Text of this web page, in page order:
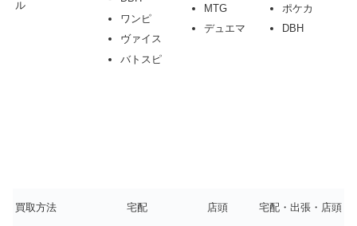
ル
ワンピ
ヴァイス
バトスピ
MTG
デュエマ
ポケカ
DBH
買取方法 宅配 店頭 宅配・出張・店頭